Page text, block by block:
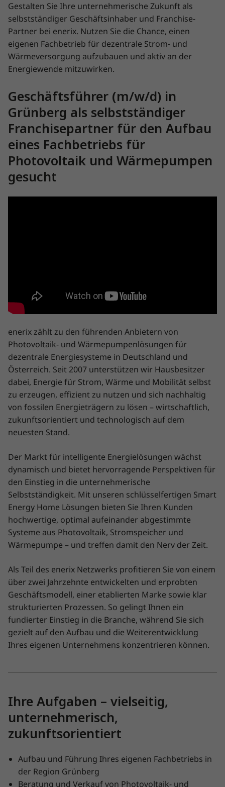
Gestalten Sie Ihre unternehmerische Zukunft als
selbstständiger Geschäftsinhaber und Franchise-
Partner bei enerix. Nutzen Sie die Chance, einen
eigenen Fachbetrieb für dezentrale Strom- und
Wärmeversorgung aufzubauen und aktiv an der
Energiewende mitzuwirken.
Geschäftsführer (m/w/d) in
Grünberg als selbstständiger
Franchisepartner für den Aufbau
eines Fachbetriebs für
Photovoltaik und Wärmepumpen
gesucht
enerix zählt zu den führenden Anbietern von
Photovoltaik- und Wärmepumpenlösungen für
dezentrale Energiesysteme in Deutschland und
Österreich. Seit 2007 unterstützen wir Hausbesitzer
dabei, Energie für Strom, Wärme und Mobilität selbst
zu erzeugen, effizient zu nutzen und sich nachhaltig
von fossilen Energieträgern zu lösen – wirtschaftlich,
zukunftsorientiert und technologisch auf dem
neuesten Stand.
Der Markt für intelligente Energielösungen wächst
dynamisch und bietet hervorragende Perspektiven für
den Einstieg in die unternehmerische
Selbstständigkeit. Mit unseren schlüsselfertigen Smart
Energy Home Lösungen bieten Sie Ihren Kunden
hochwertige, optimal aufeinander abgestimmte
Systeme aus Photovoltaik, Stromspeicher und
Wärmepumpe – und treffen damit den Nerv der Zeit.
Als Teil des enerix Netzwerks profitieren Sie von einem
über zwei Jahrzehnte entwickelten und erprobten
Geschäftsmodell, einer etablierten Marke sowie klar
strukturierten Prozessen. So gelingt Ihnen ein
fundierter Einstieg in die Branche, während Sie sich
gezielt auf den Aufbau und die Weiterentwicklung
Ihres eigenen Unternehmens konzentrieren können.
Ihre Aufgaben – vielseitig,
unternehmerisch,
zukunftsorientiert
Aufbau und Führung Ihres eigenen Fachbetriebs in
der Region Grünberg